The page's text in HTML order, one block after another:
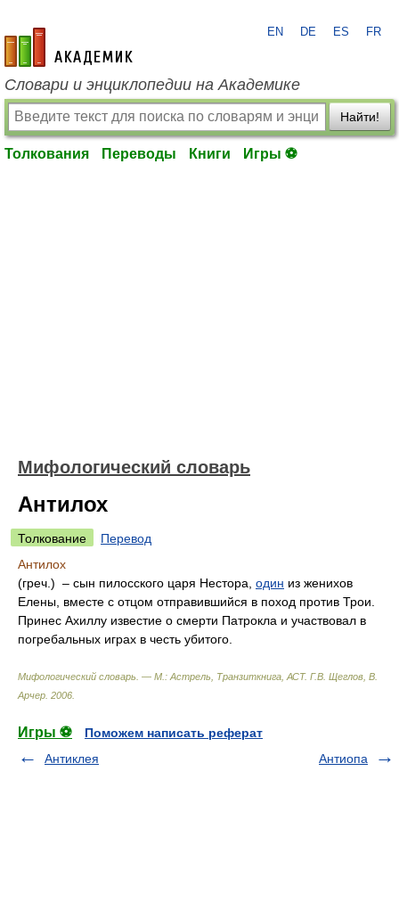
academic.ru
EN DE ES FR
Словари и энциклопедии на Академике
Найти!
Толкования Переводы Книги Игры ⚽
Мифологический словарь
Антилох
Толкование
Перевод
Антилох
(греч.) – сын пилосского царя Нестора, один из женихов
Елены, вместе с отцом отправившийся в поход против Трои.
Принес Ахиллу известие о смерти Патрокла и участвовал в
погребальных играх в честь убитого.
Мифологический словарь. — М.: Астрель, Транзиткнига, АСТ. Г.В. Щеглов, В.
Арчер 2006
Игры ⚽
Поможем написать реферат
Антиклея
Антиопа